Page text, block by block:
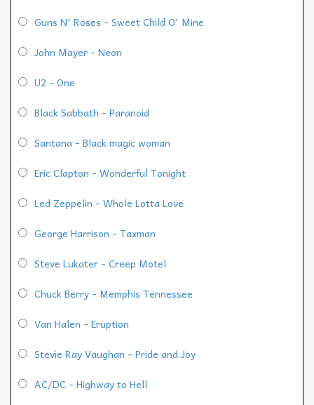
Guns N' Roses - Sweet Child O' Mine
John Mayer - Neon
U2 - One
Black Sabbath - Paranoid
Santana - Black magic woman
Eric Clapton - Wonderful Tonight
Led Zeppelin - Whole Lotta Love
George Harrison - Taxman
Steve Lukater - Creep Motel
Chuck Berry - Memphis Tennessee
Van Halen - Eruption
Stevie Ray Vaughan - Pride and Joy
AC/DC - Highway to Hell